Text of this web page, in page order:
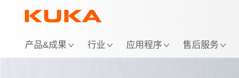
产品&成果 行业 应用程序 售后服务